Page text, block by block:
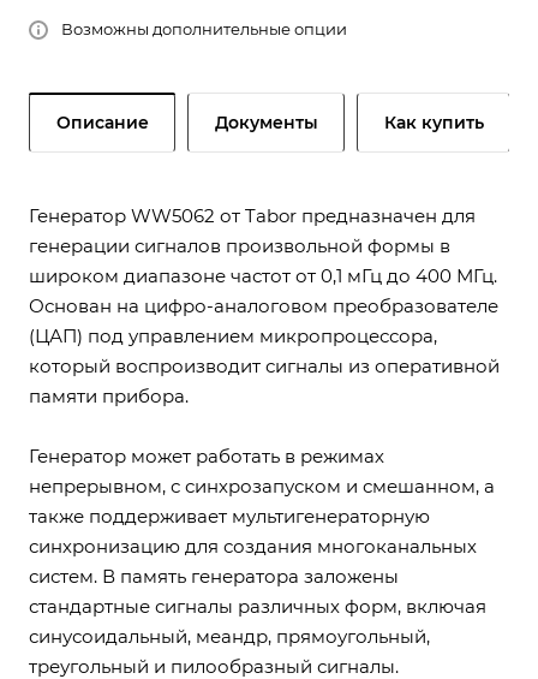
Возможны дополнительные опции
Описание Документы Как купить
Генератор WW5062 от Tabor предназначен для
генерации сигналов произвольной формы в
широком диапазоне частот от 0,1 мГц до 400 МГц.
Основан на цифро-аналоговом преобразователе
(ЦАП) под управлением микропроцессора,
который воспроизводит сигналы из оперативной
памяти прибора.
Генератор может работать в режимах
непрерывном, с синхрозапуском и смешанном, а
также поддерживает мультигенераторную
синхронизацию для создания многоканальных
систем. В память генератора заложены
стандартные сигналы различных форм, включая
синусоидальный, меандр, прямоугольный,
треугольный и пилообразный сигналы.